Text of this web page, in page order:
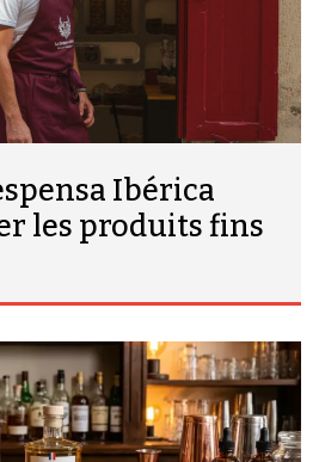
Ibérica
les produits fins